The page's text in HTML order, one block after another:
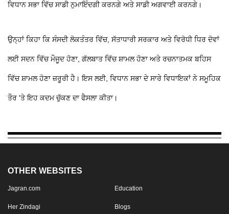
ਵਿਧਾਨ ਸਭਾ ਵਿੱਚ ਸਾਡੀ ਨੁਮਾਇੰਦਗੀ ਕਰਨਗੇ ਅਤੇ ਸਾਡੀ ਅਗਵਾਈ ਕਰਨਗੇ।
ਉਨ੍ਹਾਂ ਕਿਹਾ ਕਿ ਸੰਸਦੀ ਲੋਕਤੰਤਰ ਵਿੱਚ, ਸੱਤਾਧਾਰੀ ਸਰਕਾਰ ਅਤੇ ਵਿਰੋਧੀ ਧਿਰ ਦੋਵਾਂ
ਲਈ ਸਦਨ ਵਿੱਚ ਮੌਜੂਦ ਹੋਣਾ, ਗੱਲਬਾਤ ਵਿੱਚ ਸ਼ਾਮਲ ਹੋਣਾ ਅਤੇ ਰਚਨਾਤਮਕ ਬਹਿਸ
ਵਿੱਚ ਸ਼ਾਮਲ ਹੋਣਾ ਜ਼ਰੂਰੀ ਹੈ। ਇਸ ਲਈ, ਵਿਧਾਨ ਸਭਾ ਦੇ ਸਾਰੇ ਵਿਧਾਇਕਾਂ ਨੇ ਸਮੂਹਿਕ
ਤੌਰ 'ਤੇ ਇਹ ਕਦਮ ਚੁੱਕਣ ਦਾ ਫੈਸਲਾ ਕੀਤਾ।
OTHER WEBSITES
Jagran.com Education
Her Zindagi Blogs